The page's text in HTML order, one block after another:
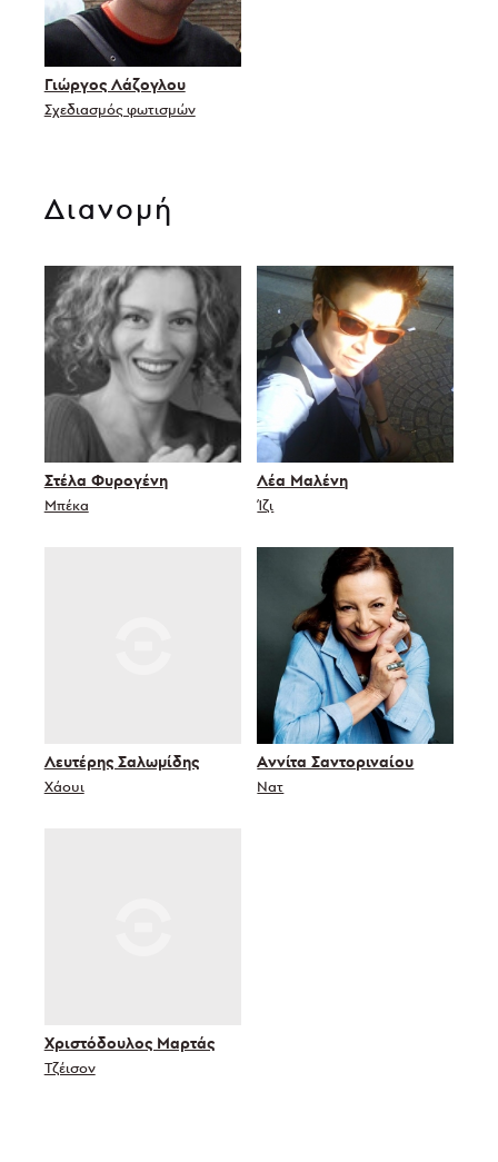
Γιώργος Λάζογλου
Σχεδιασμός φωτισμών
Διανομή
Στέλα Φυρογένη
Μπέκα
Λέα Μαλένη
Ίζι
Λευτέρης Σαλωμίδης
Χάουι
Αννίτα Σαντοριναίου
Νατ
Χριστόδουλος Μαρτάς
Τζέισον